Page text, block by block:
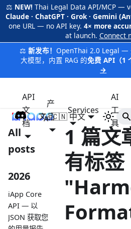
⚖️ NEW! Thai Legal Data API/MCP —
Claude · ChatGPT · Grok · Gemini
one URL — no API key. 4× more
at launch. Connect
⚖️新发布！OpenThai 2.0 Legal —
大模型，内置 RAG 的免费 API（1
→
iApp
API
文
档
产
品
Services
AI
工
具
🇨🇳 中文
All
posts
2026
iApp Core
API — 以
JSON 获取您
1 篇文
有标签